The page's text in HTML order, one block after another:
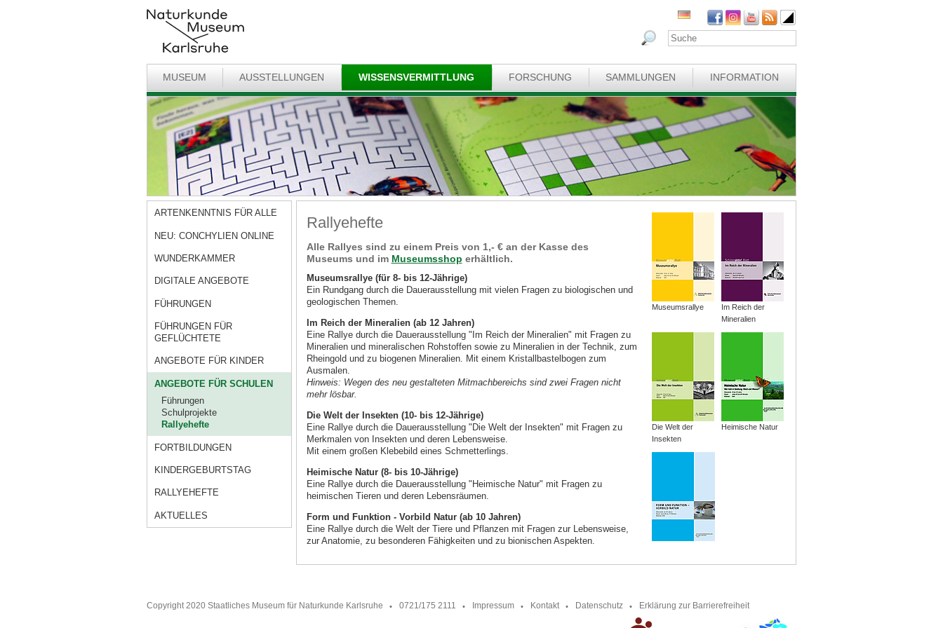
MUSEUM AUSSTELLUNGEN WISSENSVERMITTLUNG FORSCHUNG SAMMLUNGEN INFORMATION
ARTENKENNTNIS FÜR ALLE
NEU: CONCHYLIEN ONLINE
WUNDERKAMMER
DIGITALE ANGEBOTE
FÜHRUNGEN
FÜHRUNGEN FÜR
GEFLÜCHTETE
ANGEBOTE FÜR KINDER
ANGEBOTE FÜR SCHULEN
Führungen
Schulprojekte
Rallyehefte
FORTBILDUNGEN
KINDERGEBURTSTAG
RALLYEHEFTE
AKTUELLES
Rallyehefte
Alle Rallyes sind zu einem Preis von 1,- € an der Kasse des
Museums und im Museumsshop erhältlich.
Museumsrallye (für 8- bis 12-Jährige)
Ein Rundgang durch die Dauerausstellung mit vielen Fragen zu biologischen und
geologischen Themen.
Im Reich der Mineralien (ab 12 Jahren)
Eine Rallye durch die Dauerausstellung "Im Reich der Mineralien" mit Fragen zu
Mineralien und mineralischen Rohstoffen sowie zu Mineralien in der Technik, zum
Rheingold und zu biogenen Mineralien. Mit einem Kristallbastelbogen zum
Ausmalen.
Hinweis: Wegen des neu gestalteten Mitmachbereichs sind zwei Fragen nicht
mehr lösbar.
Die Welt der Insekten (10- bis 12-Jährige)
Eine Rallye durch die Dauerausstellung "Die Welt der Insekten" mit Fragen zu
Merkmalen von Insekten und deren Lebensweise.
Mit einem großen Klebebild eines Schmetterlings.
Heimische Natur (8- bis 10-Jährige)
Eine Rallye durch die Dauerausstellung "Heimische Natur" mit Fragen zu
heimischen Tieren und deren Lebensräumen.
Form und Funktion - Vorbild Natur (ab 10 Jahren)
Eine Rallye durch die Welt der Tiere und Pflanzen mit Fragen zur Lebensweise,
zur Anatomie, zu besonderen Fähigkeiten und zu bionischen Aspekten.
Museumsrallye
Im Reich der
Mineralien
Die Welt der
Insekten
Heimische Natur
Copyright 2020 Staatliches Museum für Naturkunde Karlsruhe 0721/175 2111 Impressum Kontakt Datenschutz Erklärung zur Barrierefreiheit